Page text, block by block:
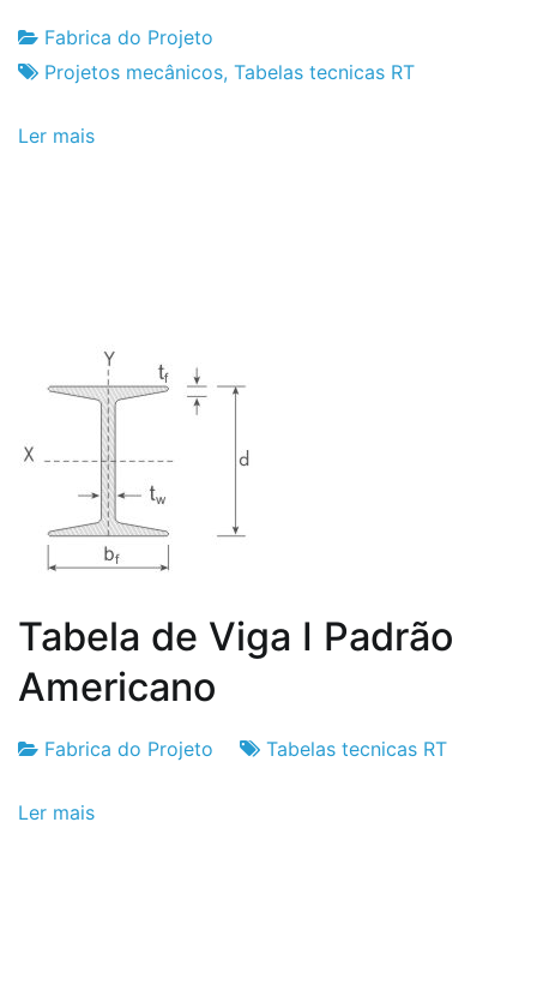
Fabrica
Projeto
6
Setembro
Fabrica do Projeto
Projetos mecânicos, Tabelas tecnicas RT
Ler mais
Tabela de Viga I Padrão
Americano
do
de
Fabrica do Projeto Tabelas tecnicas RT
Ler mais